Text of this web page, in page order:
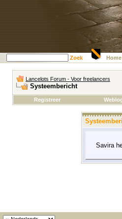
Zoek Home
Lancelots Forum - Voor freelancers
Systeembericht
Registreer
Savira